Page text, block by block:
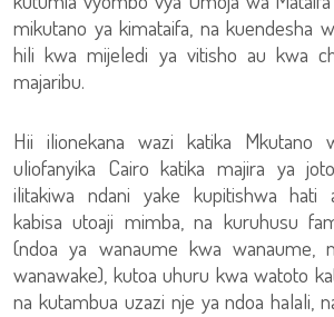
mikutano ya kimataifa, na kuendesha
hili kwa mijeledi ya vitisho au kwa
majaribu.
Hii ilionekana wazi katika Mkutano
uliofanyika Cairo katika majira ya
ilitakiwa ndani yake kupitishwa hati
kabisa utoaji mimba, na kuruhusu
(ndoa ya wanaume kwa wanaume,
wanawake), kutoa uhuru kwa watoto
na kutambua uzazi nje ya ndoa halali,